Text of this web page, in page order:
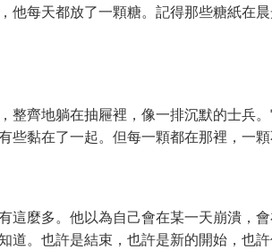
他每天都放了一顆糖。記得那些糖紙在
整齊地躺在抽屜裡，像一排沉默的士兵
些黏在了一起。但每一顆都在那裡，一顆
這麼多。他以為自己會在某一天崩潰，
道。也許是結束，也許是新的開始，也許